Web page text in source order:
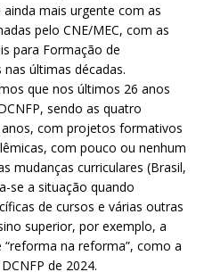
mais urgente com as
pelo CNE/MEC, com as
para Formação de
últimas décadas.
que nos últimos 26 anos
sendo as quatro
com projetos formativos
com pouco ou nenhum
mudanças curriculares (Brasil,
se a situação quando
de cursos e várias outras
superior, por exemplo, a
na reforma”, como a
de 2024.